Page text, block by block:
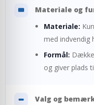
Materiale og
Materiale:
med indvendig
Formål:
og giver plads
Valg og